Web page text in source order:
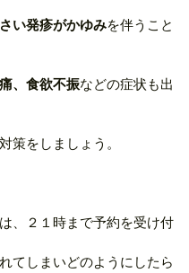
い発疹がかゆみを伴うこと
、食欲不振などの症状も出
策をしましょう。
、２１時まで予約を受け付
てしまいどのようにしたら